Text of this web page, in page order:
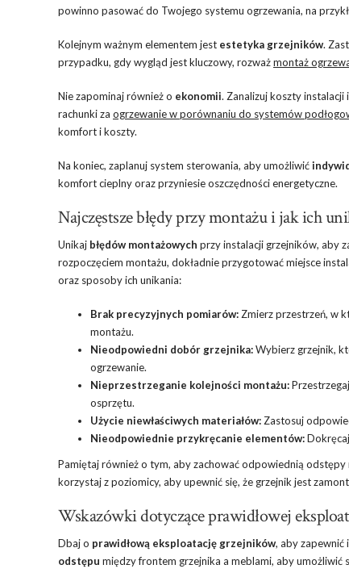
powinno pasować do Twojego systemu ogrzewania, na
Kolejnym ważnym elementem jest estetyka grzejników.
przypadku, gdy wygląd jest kluczowy, rozważmontaż
Nie zapominaj również o ekonomii. Zanalizuj koszty instalacji
rachunki za ogrzewanie w porównaniu do systemów
komfort i koszty.
Na koniec, zaplanuj system sterowania, aby umożliwić
komfort cieplny oraz przyniesie oszczędności energetyczne.
Najczęstsze błędy przy montażu i jak ich
Unikaj błędów montażowych przy instalacji grzejników, aby
rozpoczęciem montażu, dokładnie przygotować miejsce
oraz sposoby ich unikania:
Brak precyzyjnych pomiarów: Zmierz przestrzeń, w
montażu.
Nieodpowiedni dobór grzejnika:Wybierz grzejnik,
ogrzewanie.
Nieprzestrzeganie kolejności montażu:
osprzętu.
Użycie niewłaściwych materiałów: Zastosuj
Nieodpowiednie przykręcanie elementów:
Pamiętaj również o tym, aby zachować odpowiednią
korzystaj z poziomicy, aby upewnić się, że grzejnik jest
Wskazówki dotyczące prawidłowej
Dbaj o prawidłową eksploatację grzejników, aby zapewnić
odstępu między frontem grzejnika a meblami, aby umożliwić